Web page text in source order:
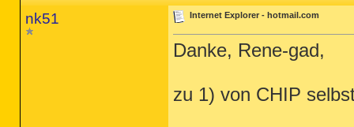
nk51 Internet Explorer - hotmail.com
Danke, Rene-gad,
zu 1) von CHIP